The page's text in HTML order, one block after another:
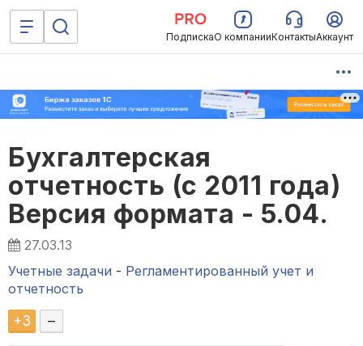
ПодпискаО компанииКонтактыАккаунт
Бухгалтерская
отчетность (с 2011 года)
Версия формата - 5.04.
27.03.13
Учетные задачи - Регламентированный учет и
отчетность
+3 –